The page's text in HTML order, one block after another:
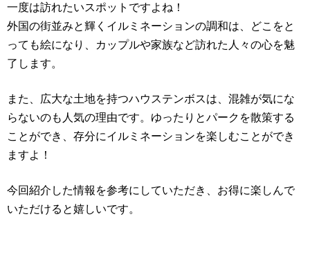
一度は訪れたいスポットですよね！
外国の街並みと輝くイルミネーションの調和は、どこをと
っても絵になり、カップルや家族など訪れた人々の心を魅
了します。
また、広大な土地を持つハウステンボスは、混雑が気にな
らないのも人気の理由です。ゆったりとパークを散策する
ことができ、存分にイルミネーションを楽しむことができ
ますよ！
今回紹介した情報を参考にしていただき、お得に楽しんで
いただけると嬉しいです。